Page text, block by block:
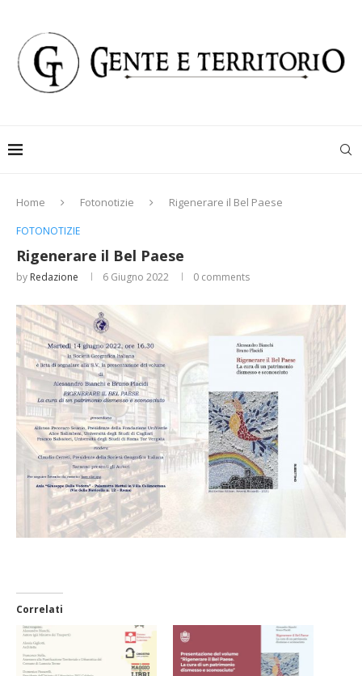
Home Fotonotizie Rigenerare il Bel Paese
FOTONOTIZIE
Rigenerare il Bel Paese
by Redazione 6 Giugno 2022 0 comments
Correlati